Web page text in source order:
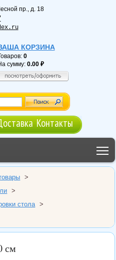
пр., д. 18
КОРЗИНА
0
сумму: 0.00
Контакты
>
>
стола
>
см